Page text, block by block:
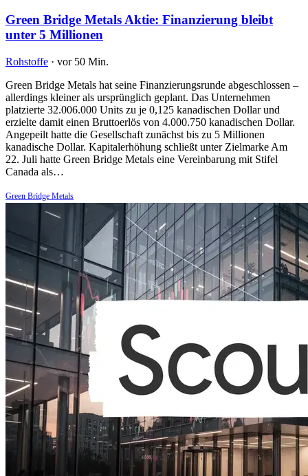
Green Bridge Metals Aktie: Finanzierung bleibt
unter 5 Millionen
Rohstoffe · vor 50 Min.
Green Bridge Metals hat seine Finanzierungsrunde abgeschlossen –
allerdings kleiner als ursprünglich geplant. Das Unternehmen
platzierte 32.006.000 Units zu je 0,125 kanadischen Dollar und
erzielte damit einen Bruttoerlös von 4.000.750 kanadischen Dollar.
Angepeilt hatte die Gesellschaft zunächst bis zu 5 Millionen
kanadische Dollar. Kapitalerhöhung schließt unter Zielmarke Am
22. Juli hatte Green Bridge Metals eine Vereinbarung mit Stifel
Canada als…
Green Bridge Metals